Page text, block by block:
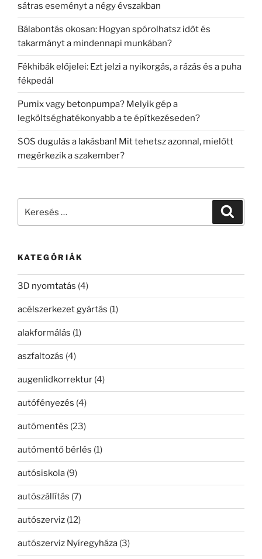
sátras eseményt a négy évszakban
Bálabontás okosan: Hogyan spórolhatsz időt és
takarmányt a mindennapi munkában?
Fékhibák előjelei: Ezt jelzi a nyikorgás, a rázás és a puha
fékpedál
Pumix vagy betonpumpa? Melyik gép a
legköltséghatékonyabb a te építkezéseden?
SOS dugulás a lakásban! Mit tehetsz azonnal, mielőtt
megérkezik a szakember?
KATEGÓRIÁK
3D nyomtatás (4)
acélszerkezet gyártás (1)
alakformálás (1)
aszfaltozás (4)
augenlidkorrektur (4)
autófényezés (4)
autómentés (23)
autómentő bérlés (1)
autósiskola (9)
autószállítás (7)
autószerviz (12)
autószerviz Nyíregyháza (3)